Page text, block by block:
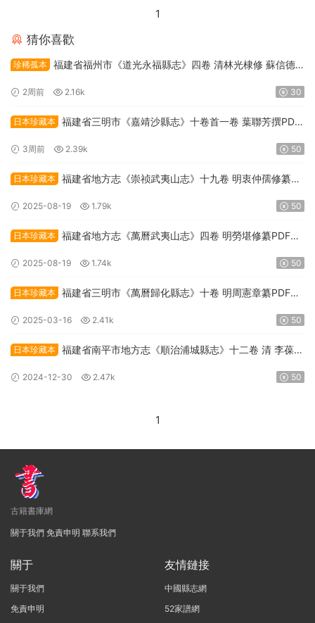
1
猜你喜歡
珍稀孤本 福建省福州市《道光永福縣志》四卷 清林光棣修 蘇信德
2周前 2.16k 30
日本珍藏本 福建省三明市《嘉靖沙縣志》十卷首一卷 葉聯芳撰PDF
3周前 2.39k 50
日本珍藏本 福建省地方志《崇祯武夷山志》十九卷 明衷仲孺修纂
2025-08-19 1.79k 50
日本珍藏本 福建省地方志《萬曆武夷山志》四卷 明勞堪修纂PDF高
2025-08-19 1.74k 50
日本珍藏本 福建省三明市《萬曆歸化縣志》十卷 明周憲章纂PDF高
2025-03-16 2.41k 50
日本珍藏本 福建省南平市地方志《順治浦城縣志》十二卷 清 李葆貞
2024-12-30 2.47k 50
1
古籍書庫網
關于我們 免責申明 聯系我們
關于
關于我們
免責申明
友情鏈接
中國縣志網
52家譜網